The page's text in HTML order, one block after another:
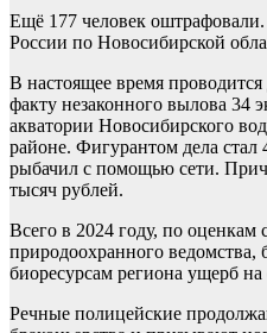
Ещё 177 человек
России по Новосибирской
В настоящее время
факту незаконного вылова 34
акватории Новосибирского
районе. Фигурантом дела
рыбачил с помощью сети.
тысяч рублей.
Всего в 2024 году, по оценкам
природоохранного
биоресурсам региона ущерб
Речные полицейские